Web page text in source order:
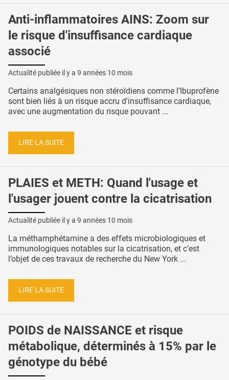
Anti-inflammatoires AINS: Zoom sur
le risque d'insuffisance cardiaque
associé
Actualité publiée il y a 9 années 10 mois
Certains analgésiques non stéroïdiens comme l’Ibuprofène
sont bien liés à un risque accru d'insuffisance cardiaque,
avec une augmentation du risque pouvant ...
LIRE LA SUITE
PLAIES et METH: Quand l'usage et
l'usager jouent contre la cicatrisation
Actualité publiée il y a 9 années 10 mois
La méthamphétamine a des effets microbiologiques et
immunologiques notables sur la cicatrisation, et c’est
l’objet de ces travaux de recherche du New York ...
LIRE LA SUITE
POIDS de NAISSANCE et risque
métabolique, déterminés à 15% par le
génotype du bébé